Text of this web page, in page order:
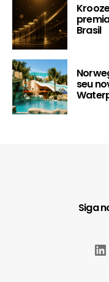
Brasil
seu
Siga